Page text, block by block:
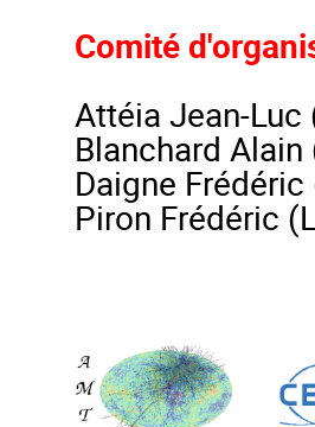
Comité
Attéia Jean-Luc
Blanchard Alain
Daigne Frédéric
Piron Frédéric